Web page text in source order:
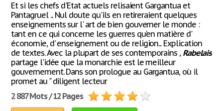
Et si les chefs d'Etat actuels relisaient Gargantua et
Pantagruel ... Nul doute qu'ils en retireraient quelques
enseignements sur l' art de bien gouverner le monde :
tant en ce qui concerne les guerres qu'en matière d'
économie, d' enseignement ou de religion... Explication
de textes. Avec la plupart de ses contemporains , Rabelais
partage l'idée que la monarchie est le meilleur
gouvernement. Dans son prologue au Gargantua, où il
promet au " diligent lecteur
2 887 Mots / 12 Pages